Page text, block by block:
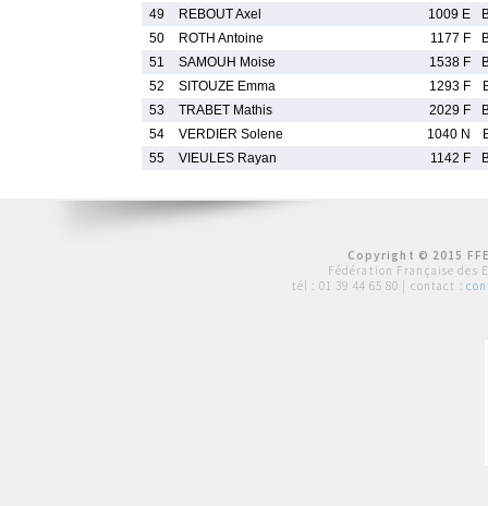
49
REBOUT Axel 1009 E
50
ROTH Antoine 1177 F
51
SAMOUH Moise 1538 F
52
SITOUZE Emma 1293 F
53
TRABET Mathis 2029 F
54
VERDIER Solene 1040 N
55
VIEULES Rayan 1142 F
Copyright © 2015
Fédération Française des
tél : 01 39 44 65 80 | contact :